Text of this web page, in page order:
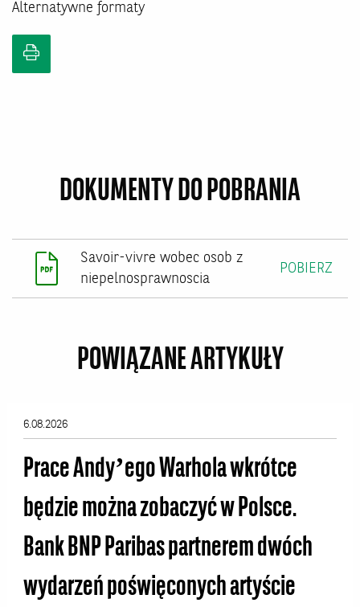
Alternatywne formaty
DOKUMENTY DO POBRANIA
Savoir-vivre wobec osob z
niepelnosprawnoscia
POBIERZ
POWIĄZANE ARTYKUŁY
6.08.2026
Prace Andy’ego Warhola wkrótce
będzie można zobaczyć w Polsce.
Bank BNP Paribas partnerem dwóch
wydarzeń poświęconych artyście